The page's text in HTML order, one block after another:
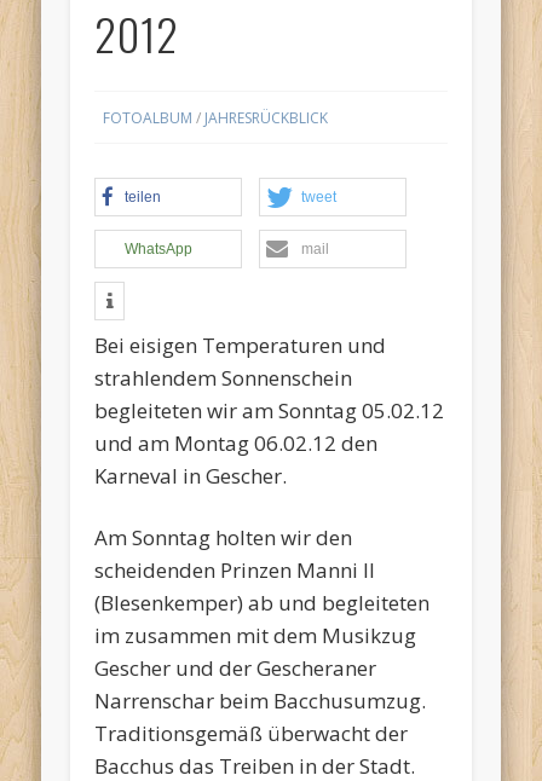
Andre Schepers (Email a.schepers@spielmannszug-
gescher.de)
Termine:
2012
FOTOALBUM / JAHRESRÜCKBLICK
teilen tweet
WhatsApp mail
Bei eisigen Temperaturen und
strahlendem Sonnenschein
begleiteten wir am Sonntag 05.02.12
und am Montag 06.02.12 den
Karneval in Gescher.
Am Sonntag holten wir den
scheidenden Prinzen Manni II
(Blesenkemper) ab und begleiteten
im zusammen mit dem Musikzug
Gescher und der Gescheraner
Narrenschar beim Bacchusumzug.
Traditionsgemäß überwacht der
Bacchus das Treiben in der Stadt.